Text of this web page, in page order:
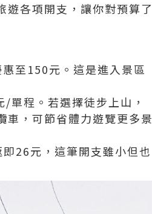
各項開支，讓你對預算了
至150元。這是進入景區
單程。若選擇徒步上山，
車，可節省體力遊覽更多景
26元，這筆開支雖小但也